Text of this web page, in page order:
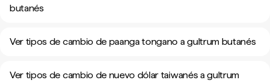
butanés
Ver tipos de cambio de paanga tongano a gultrum butanés
Ver tipos de cambio de nuevo dólar taiwanés a gultrum